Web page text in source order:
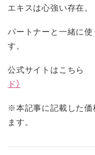
エキスは心強い存在。
パートナーと一緒に
す。
公式サイトはこち
ド）
※本記事に記載した価
ます。